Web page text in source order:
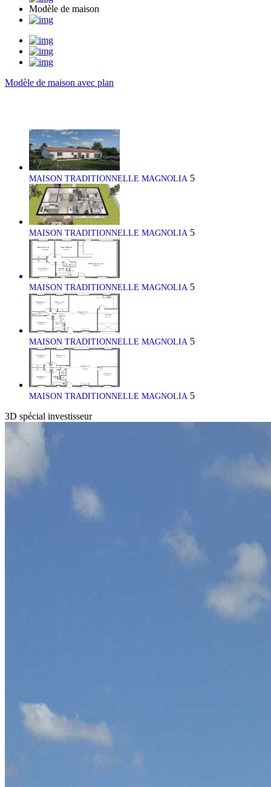
Modèle de maison
Modèle de maison avec plan
MAISON TRADITIONNELLE MAGNOLIA 5
MAISON TRADITIONNELLE MAGNOLIA 5
MAISON TRADITIONNELLE MAGNOLIA 5
MAISON TRADITIONNELLE MAGNOLIA 5
MAISON TRADITIONNELLE MAGNOLIA 5
3D spécial investisseur